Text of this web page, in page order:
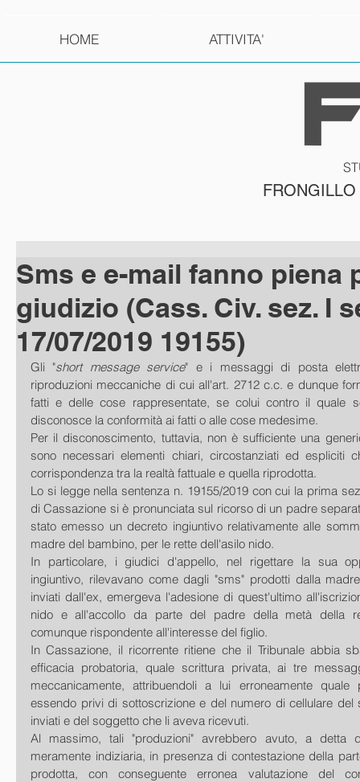
HOME ATTIVITA'
Sms e e-mail fanno piena
giudizio (Cass. Civ. sez. I
17/07/2019 19155)
Gli "short message service" e i messaggi di posta
riproduzioni meccaniche di cui all'art. 2712 c.c. e dunque
fatti e delle cose rappresentate, se colui contro il quale
disconosce la conformità ai fatti o alle cose medesime.
Per il disconoscimento, tuttavia, non è sufficiente una
sono necessari elementi chiari, circostanziati ed espliciti
corrispondenza tra la realtà fattuale e quella riprodotta.
Lo si legge nella sentenza n. 19155/2019 con cui la prima
di Cassazione si è pronunciata sul ricorso di un padre
stato emesso un decreto ingiuntivo relativamente alle
madre del bambino, per le rette dell'asilo nido.
In particolare, i giudici d'appello, nel rigettare la sua
ingiuntivo, rilevavano come dagli "sms" prodotti dalla
inviati dall'ex, emergeva l'adesione di quest'ultimo
nido e all'accollo da parte del padre della metà della
comunque rispondente all'interesse del figlio.
In Cassazione, il ricorrente ritiene che il Tribunale abbia
efficacia probatoria, quale scrittura privata, ai tre
meccanicamente, attribuendoli a lui erroneamente quale
essendo privi di sottoscrizione e del numero di cellulare del
inviati e del soggetto che li aveva ricevuti.
Al massimo, tali "produzioni" avrebbero avuto, a detta
meramente indiziaria, in presenza di contestazione della
prodotta, con conseguente erronea valutazione del